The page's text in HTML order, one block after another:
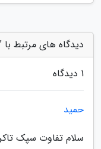
دیدگاه های مرتبط
1 دیدگاه
حمید
سلام تفاوت سپک